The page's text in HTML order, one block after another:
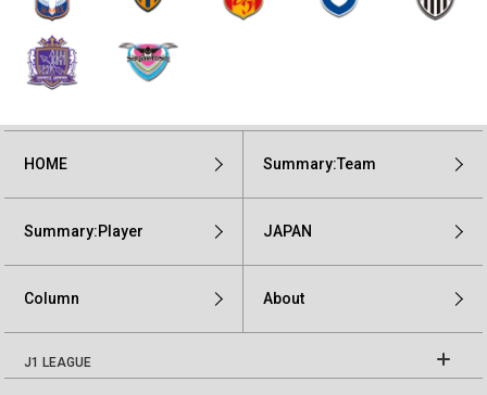
HOME Summary:Team
Summary:Player JAPAN
Column About
J1 LEAGUE